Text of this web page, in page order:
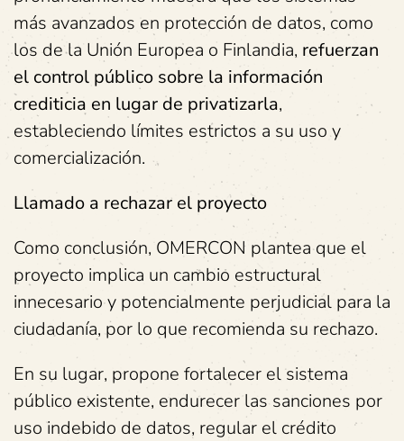
más avanzados en protección de datos, como
los de la Unión Europea o Finlandia, refuerzan
el control público sobre la información
crediticia en lugar de privatizarla,
estableciendo límites estrictos a su uso y
comercialización.
Llamado a rechazar el proyecto
Como conclusión, OMERCON plantea que el
proyecto implica un cambio estructural
innecesario y potencialmente perjudicial para la
ciudadanía, por lo que recomienda su rechazo.
En su lugar, propone fortalecer el sistema
público existente, endurecer las sanciones por
uso indebido de datos, regular el crédito